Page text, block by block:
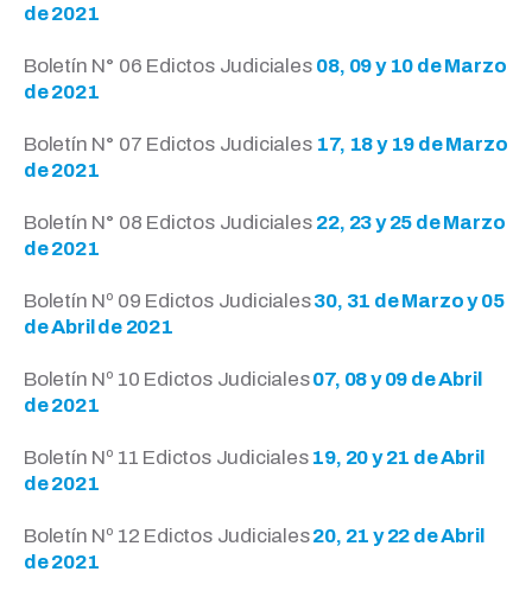
de 2021
Boletín N° 06 Edictos Judiciales 08, 09 y 10 de Marzo
de 2021
Boletín N° 07 Edictos Judiciales 17, 18 y 19 de Marzo
de 2021
Boletín N° 08 Edictos Judiciales 22, 23 y 25 de Marzo
de 2021
Boletín Nº 09 Edictos Judiciales30, 31 de Marzo y 05
de Abril de 2021
Boletín Nº 10 Edictos Judiciales07, 08 y 09 de Abril
de 2021
Boletín Nº 11 Edictos Judiciales 19, 20 y 21 de Abril
de 2021
Boletín Nº 12 Edictos Judiciales20, 21 y 22 de Abril
de 2021